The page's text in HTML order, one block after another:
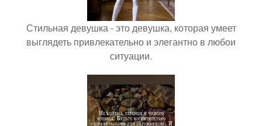
Стильная девушка - это девушка, которая умеет
выглядеть привлекательно и элегантно в любои
ситуации.